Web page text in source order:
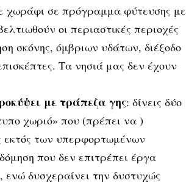
χωράφι σε πρόγραμμα φύτευσης με
οι περιαστικές περιοχές
σκόνης, όμβριων υδάτων, διέξοδο
Τα νησιά μας δεν έχουν
με τράπεζα γης: δίνεις δύο
χωριό» που (πρέπει να )
εκτός των υπερφορτωμένων
που δεν επιτρέπει έργα
δυσχεραίνει την δυστυχώς